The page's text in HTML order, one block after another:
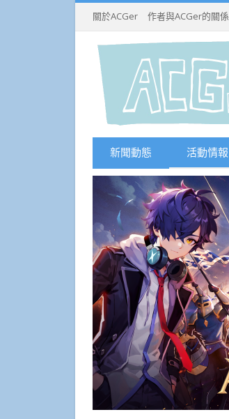
關於ACGer 作者與ACGer的關係
新聞動態 活動情報